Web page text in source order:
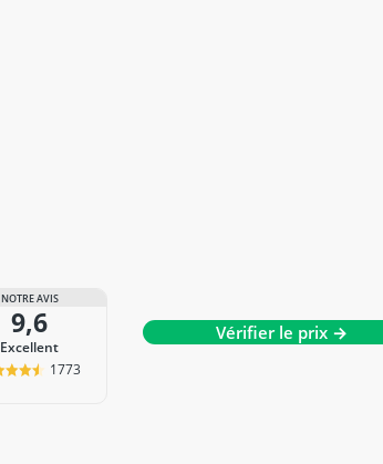
NOTRE AVIS
9,6
Excellent
1773
Vérifier le prix →